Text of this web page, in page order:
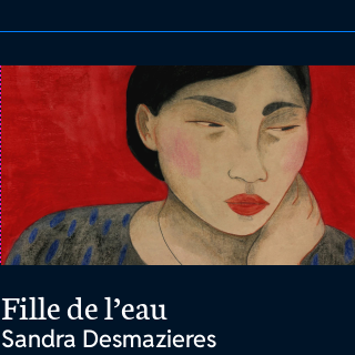
Fille de l’eau
Sandra Desmazieres